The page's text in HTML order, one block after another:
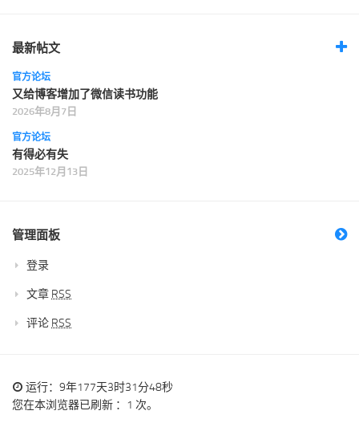
最新帖文
官方论坛
又给博客增加了微信读书功能
2026年8月7日
官方论坛
有得必有失
2025年12月13日
管理面板
登录
文章 RSS
评论 RSS
运行：9年177天3时31分48秒
您在本浏览器已刷新 ：1 次。